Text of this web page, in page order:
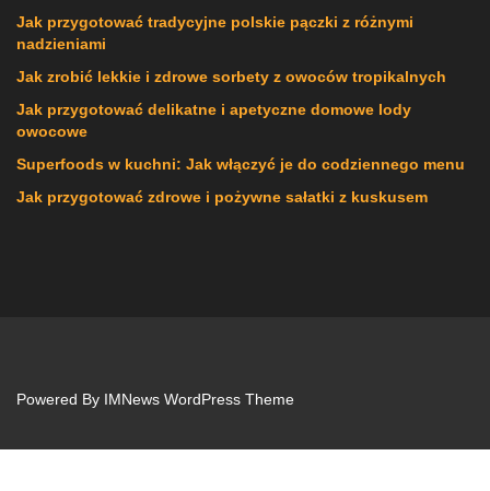
Jak przygotować tradycyjne polskie pączki z różnymi
nadzieniami
Jak zrobić lekkie i zdrowe sorbety z owoców tropikalnych
Jak przygotować delikatne i apetyczne domowe lody
owocowe
Superfoods w kuchni: Jak włączyć je do codziennego menu
Jak przygotować zdrowe i pożywne sałatki z kuskusem
Powered By IMNews WordPress Theme